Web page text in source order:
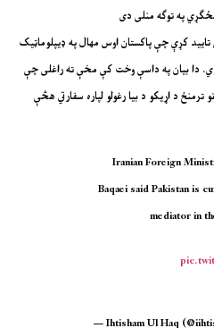
په توګه منلی دی
تایید کړې چې پاکستان اوس مهال په ډیپلوماټیک
دا بیان په داسې وخت کې مخې ته راغلی چې
ترمنځ د اړیکو د بیا رغولو لپاره سفارتي هڅې
Iranian Foreign
Baqaei said Pakistan is
mediator in
— Ihtisham Ul Haq